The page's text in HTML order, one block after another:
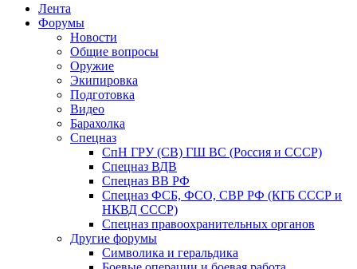
Лента
Форумы
Новости
Общие вопросы
Оружие
Экипировка
Подготовка
Видео
Барахолка
Спецназ
СпН ГРУ (СВ) ГШ ВС (Россия и СССР)
Спецназ ВДВ
Спецназ ВВ РФ
Спецназ ФСБ, ФСО, СВР РФ (КГБ СССР и
НКВД СССР)
Спецназ правоохранительных органов
Другие форумы
Символика и геральдика